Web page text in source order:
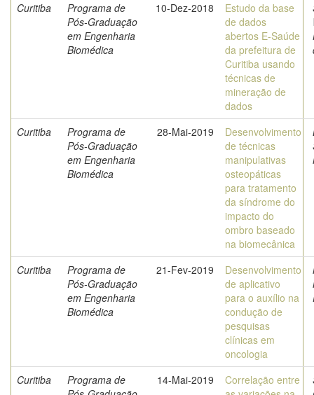
Curitiba
Programa de
Pós-Graduação
em Engenharia
Biomédica
10-Dez-2018
Estudo da base
de dados
abertos E-Saúde
da prefeitura de
Curitiba usando
técnicas de
mineração de
dados
Curitiba
Programa de
Pós-Graduação
em Engenharia
Biomédica
28-Mai-2019
Desenvolvimento
de técnicas
manipulativas
osteopáticas
para tratamento
da síndrome do
impacto do
ombro baseado
na biomecânica
Curitiba
Programa de
Pós-Graduação
em Engenharia
Biomédica
21-Fev-2019
Desenvolvimento
de aplicativo
para o auxílio na
condução de
pesquisas
clínicas em
oncologia
Curitiba
Programa de
14-Mai-2019
Correlação entre